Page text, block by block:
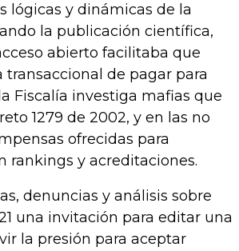
lógicas y dinámicas de la
la publicación científica,
abierto facilitaba que
de pagar para
Fiscalía investiga mafias que
1279 de 2002, y en las no
ofrecidas para
rankings y acreditaciones.
denuncias y análisis sobre
una invitación para editar una
la presión para aceptar